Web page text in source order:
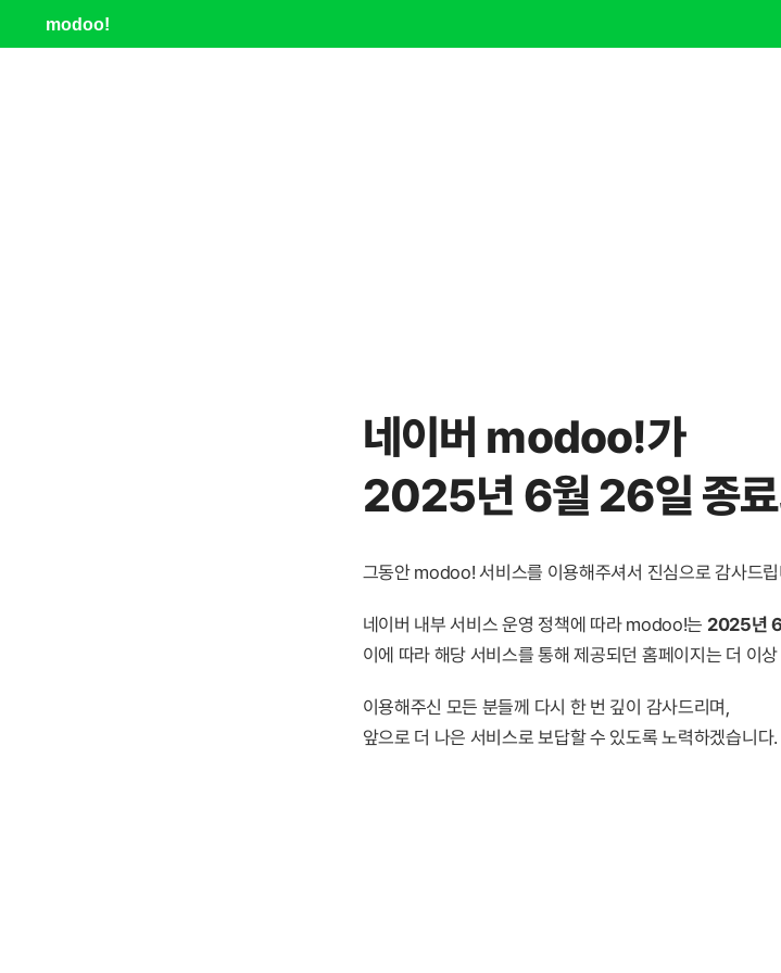
modoo!
네이버 modoo!가
2025년 6월 26일 종료
그동안 modoo! 서비스를 이용해주셔서 진심으로 감사드
네이버 내부 서비스 운영 정책에 따라 modoo!는 2025년
이에 따라 해당 서비스를 통해 제공되던 홈페이지는 더 이
이용해주신 모든 분들께 다시 한 번 깊이 감사드리며,
앞으로 더 나은 서비스로 보답할 수 있도록 노력하겠습니다.